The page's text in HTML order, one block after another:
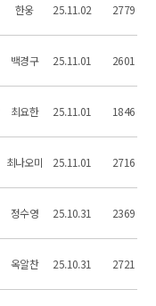
한웅 25.11.02 2779
백경구 25.11.01 2601
최요한 25.11.01 1846
최나오미 25.11.01 2716
정수영 25.10.31 2369
옥알찬 25.10.31 2721